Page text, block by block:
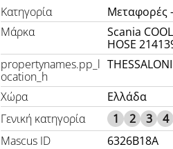
Κατηγορία
Μεταφορές
Μάρκα
Scania
HOSE
propertynames.pp_l
ocation_h
Χώρα
Ελλάδα
Γενική κατηγορία
1 2 3 4
Mascus ID
6326B18A